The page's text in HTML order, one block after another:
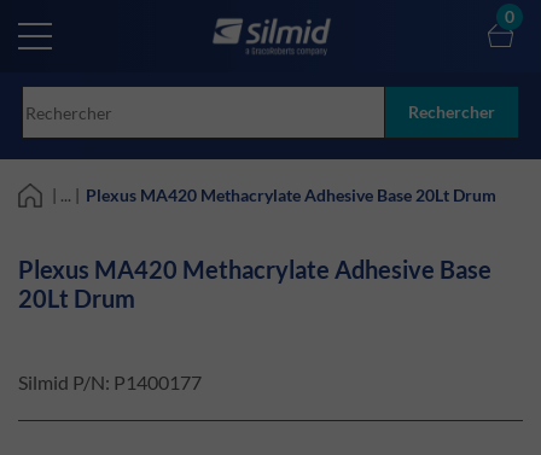
main
Rechercher
0
| ... | Plexus MA420 Methacrylate Adhesive Base 20Lt Drum
Plexus MA420 Methacrylate Adhesive Base
20Lt Drum
Silmid P/N: P1400177